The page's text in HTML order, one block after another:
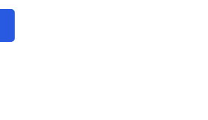
催予定
ビス